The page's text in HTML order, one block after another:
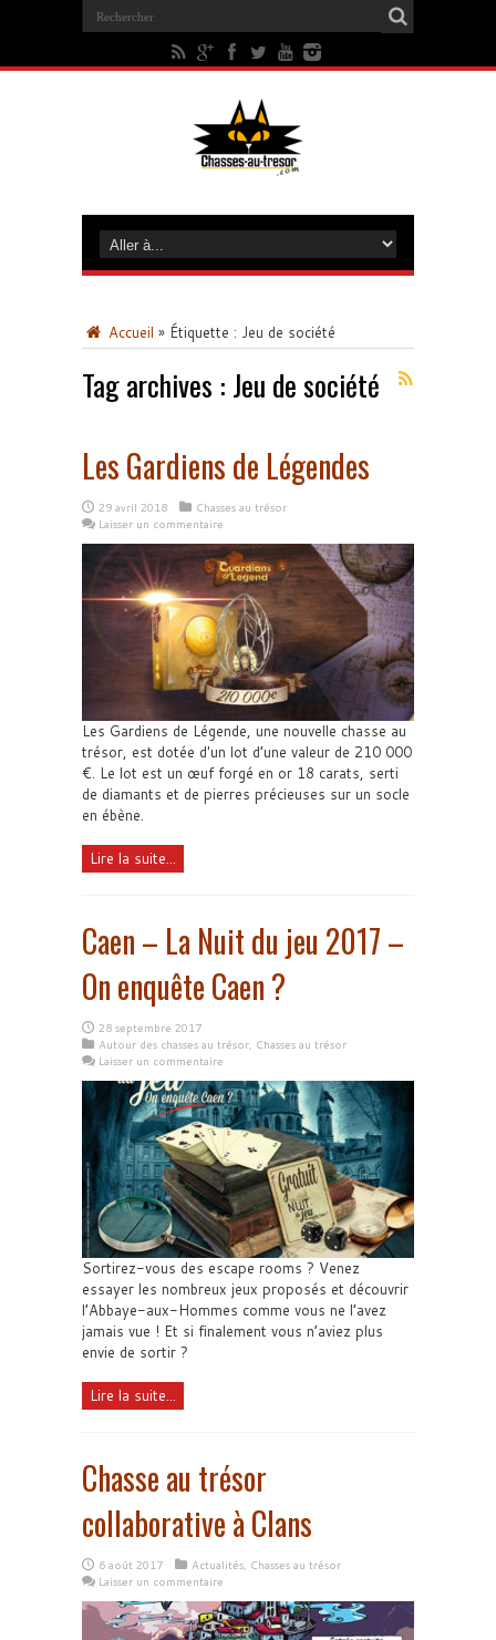
Accueil » Étiquette : Jeu de société
Tag archives : Jeu de société
Les Gardiens de Légendes
29 avril 2018
Chasses au trésor
Laisser un commentaire
Les Gardiens de Légende, une nouvelle chasse au
trésor, est dotée d'un lot d’une valeur de 210 000
€. Le lot est un œuf forgé en or 18 carats, serti
de diamants et de pierres précieuses sur un socle
en ébène.
Lire la suite...
Caen – La Nuit du jeu 2017 –
On enquête Caen ?
28 septembre 2017
Autour des chasses au trésor, Chasses au trésor
Laisser un commentaire
Sortirez-vous des escape rooms ? Venez
essayer les nombreux jeux proposés et découvrir
l’Abbaye-aux-Hommes comme vous ne l’avez
jamais vue ! Et si finalement vous n’aviez plus
envie de sortir ?
Lire la suite...
Chasse au trésor
collaborative à Clans
6 août 2017 Actualités, Chasses au trésor
Laisser un commentaire